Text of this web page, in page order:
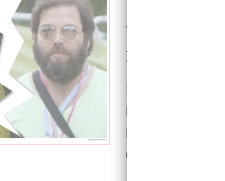
Адель
мужем
состояния.